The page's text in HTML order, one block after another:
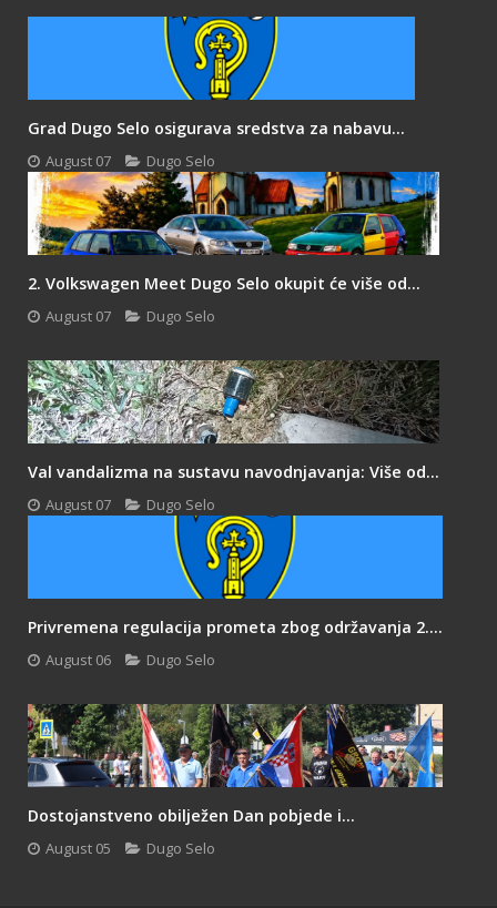
Grad Dugo Selo osigurava sredstva za nabavu...
August 07 Dugo Selo
2. Volkswagen Meet Dugo Selo okupit će više od...
August 07 Dugo Selo
Val vandalizma na sustavu navodnjavanja: Više od...
August 07 Dugo Selo
Privremena regulacija prometa zbog održavanja 2....
August 06 Dugo Selo
Dostojanstveno obilježen Dan pobjede i...
August 05 Dugo Selo